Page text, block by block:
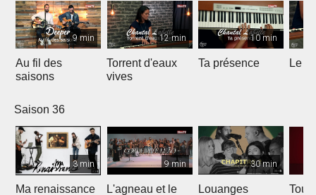
9 min
Au fil des
saisons
12 min
Torrent d'eaux
vives
10 min
Ta présence Le
Saison 36
3 min
Ma renaissance
9 min
L'agneau et le
30 min
Louanges Tout